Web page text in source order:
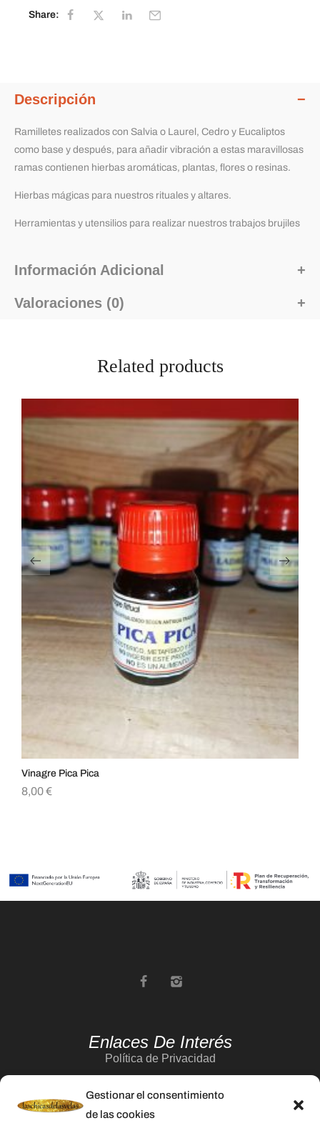
Gestionar el consentimiento
de las cookies
Share:
Descripción
Ramilletes realizados con Salvia o Laurel, Cedro y Eucaliptos
como base y después, para añadir vibración a estas maravillosas
ramas contienen hierbas aromáticas, plantas, flores o resinas.
Hierbas mágicas para nuestros rituales y altares.
Herramientas y utensilios para realizar nuestros trabajos brujiles
Información Adicional
Valoraciones (0)
Related products
Vinagre Pica Pica
8,00€
Enlaces De Interés
Política de Privacidad
Política de Cookies